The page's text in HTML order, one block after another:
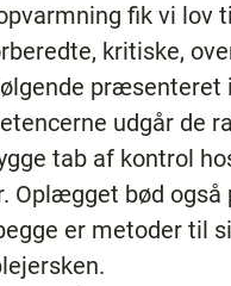
fik vi lov
kritiske,
præsenteret
udgår de
tab af kontrol
Oplægget bød også
er metoder til